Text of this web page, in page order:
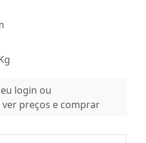
login ou
preços e comprar